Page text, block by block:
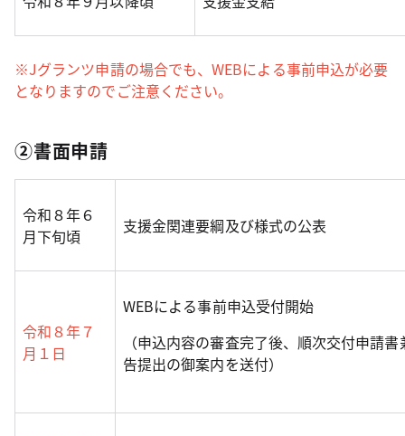
※Jグランツ申請の場合でも、WEBによる事前申込が必要
となりますのでご注意ください。
②書面申請
令和８年６
月下旬頃
支援金関連要綱及び様式の公表
令和８年７
月１日
WEBによる事前申込受付開始
（申込内容の審査完了後、順次交付申請
告提出の御案内を送付）